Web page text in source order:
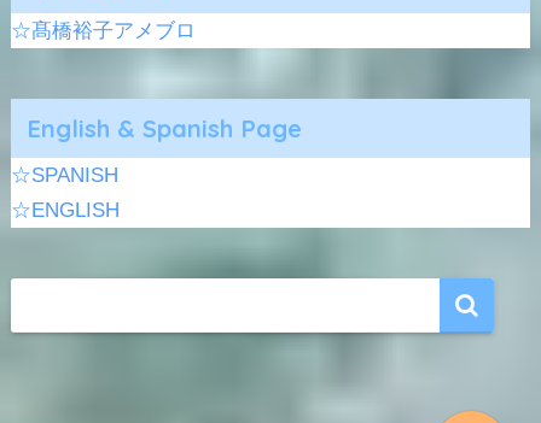
☆髙橋裕子アメブロ
English & Spanish Page
☆SPANISH
☆ENGLISH